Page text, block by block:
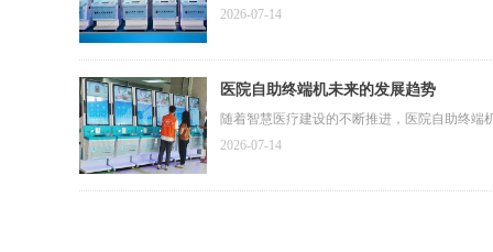
2026-07-14
医院自助终端机未来的发展趋势
随着智慧医疗建设的不断推进，医院自助终
2026-07-14